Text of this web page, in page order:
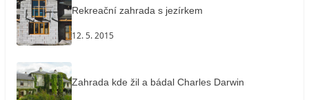
Rekreační zahrada s jezírkem
12. 5. 2015
Zahrada kde žil a bádal Charles Darwin